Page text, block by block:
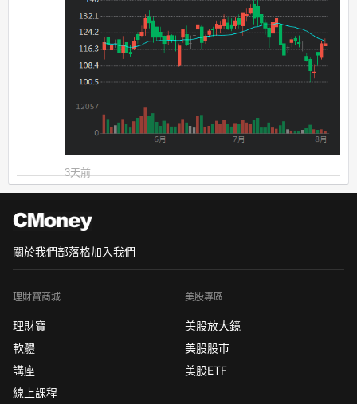
3天前
關於我們部落格加入我們
理財寶商城
理財寶
軟體
講座
線上課程
美股專區
美股放大鏡
美股股市
美股ETF